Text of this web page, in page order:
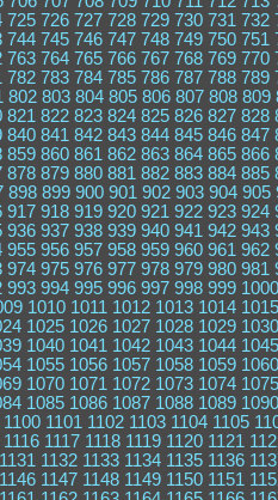
725 726 727 728 729 730 731 732
744 745 746 747 748 749 750 751
763 764 765 766 767 768 769 770
782 783 784 785 786 787 788 789
802 803 804 805 806 807 808 809
821 822 823 824 825 826 827 828
840 841 842 843 844 845 846 847
859 860 861 862 863 864 865 866
878 879 880 881 882 883 884 885
898 899 900 901 902 903 904 905
917 918 919 920 921 922 923 924
936 937 938 939 940 941 942 943
955 956 957 958 959 960 961 962
974 975 976 977 978 979 980 981
993 994 995 996 997 998 999 1000
1010 1011 1012 1013 1014 1015
1025 1026 1027 1028 1029 1030
1040 1041 1042 1043 1044 1045
1055 1056 1057 1058 1059 1060
1070 1071 1072 1073 1074 1075
1085 1086 1087 1088 1089 1090
1100 1101 1102 1103 1104 1105
1116 1117 1118 1119 1120 1121
1131 1132 1133 1134 1135 1136
1146 1147 1148 1149 1150 1151